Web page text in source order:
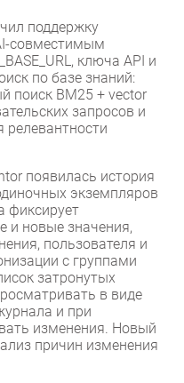
поддержку
совместимым
ключа API и
по базе знаний:
поиск BM25 + vector
запросов и
появилась история
экземпляров
фиксирует
и новые значения,
пользователя и
с группами
затронутых
в виде
и при
изменения. Новый
причин изменения